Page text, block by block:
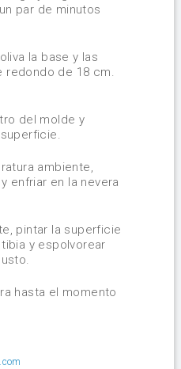
par de minutos
la base y las
redondo de 18 cm.
del molde y
ambiente,
enfriar en la nevera
pintar la superficie
y espolvorear
hasta el momento